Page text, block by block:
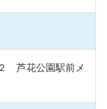
芦花公園駅前メ